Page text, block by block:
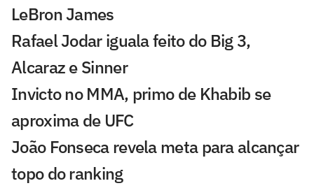
LeBron James
Rafael Jodar iguala feito do Big 3,
Alcaraz e Sinner
Invicto no MMA, primo de Khabib se
aproxima de UFC
João Fonseca revela meta para alcançar
topo do ranking